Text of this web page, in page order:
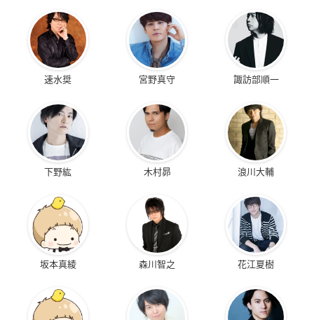
速水奨 宮野真守 諏訪部順一
下野紘 木村昴 浪川大輔
坂本真綾 森川智之 花江夏樹